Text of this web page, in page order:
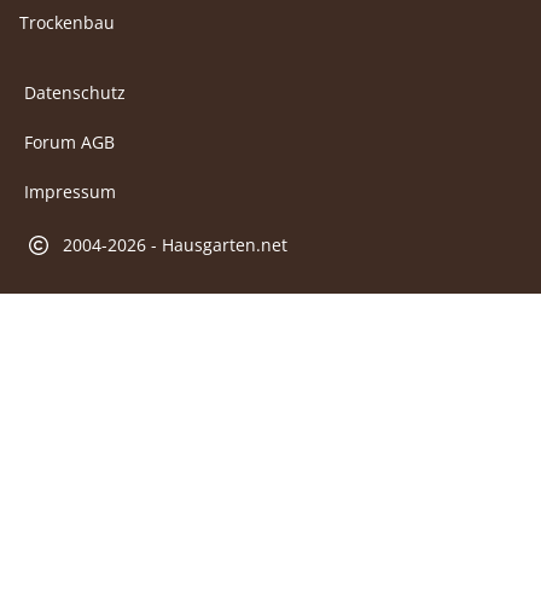
Trockenbau
Datenschutz
Forum AGB
Impressum
2004-2026 - Hausgarten.net